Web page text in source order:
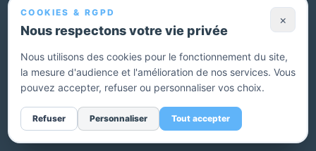
Vous pouvez joindre plusieurs photos ou autres documents.
Envoyer ma demande — devis gratuit
Sans engagement. Un conseiller vous rappelle pour affiner
votre projet.
COOKIES & RGPD
Nous respectons votre vie privée
×
Nous utilisons des cookies pour le fonctionnement du site,
la mesure d'audience et l'amélioration de nos services. Vous
pouvez accepter, refuser ou personnaliser vos choix.
Refuser Personnaliser Tout accepter